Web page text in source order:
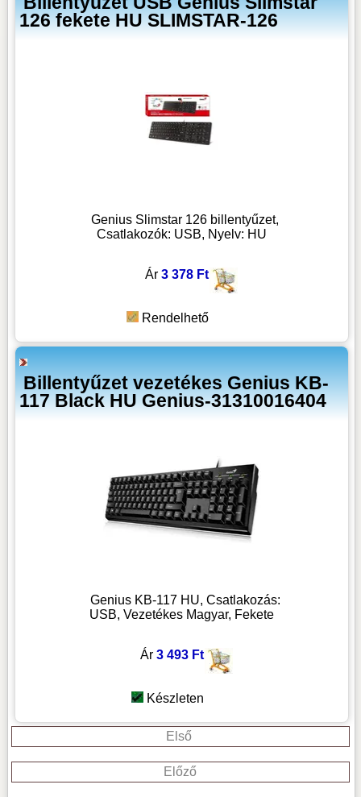
126 fekete HU SLIMSTAR-126
Genius Slimstar 126 billentyűzet,
Csatlakozók: USB, Nyelv: HU
Ár 3 378 Ft
Rendelhető
Billentyűzet vezetékes Genius KB-
117 Black HU Genius-31310016404
Genius KB-117 HU, Csatlakozás:
USB, Vezetékes Magyar, Fekete
Ár 3 493 Ft
Készleten
Első
Előző